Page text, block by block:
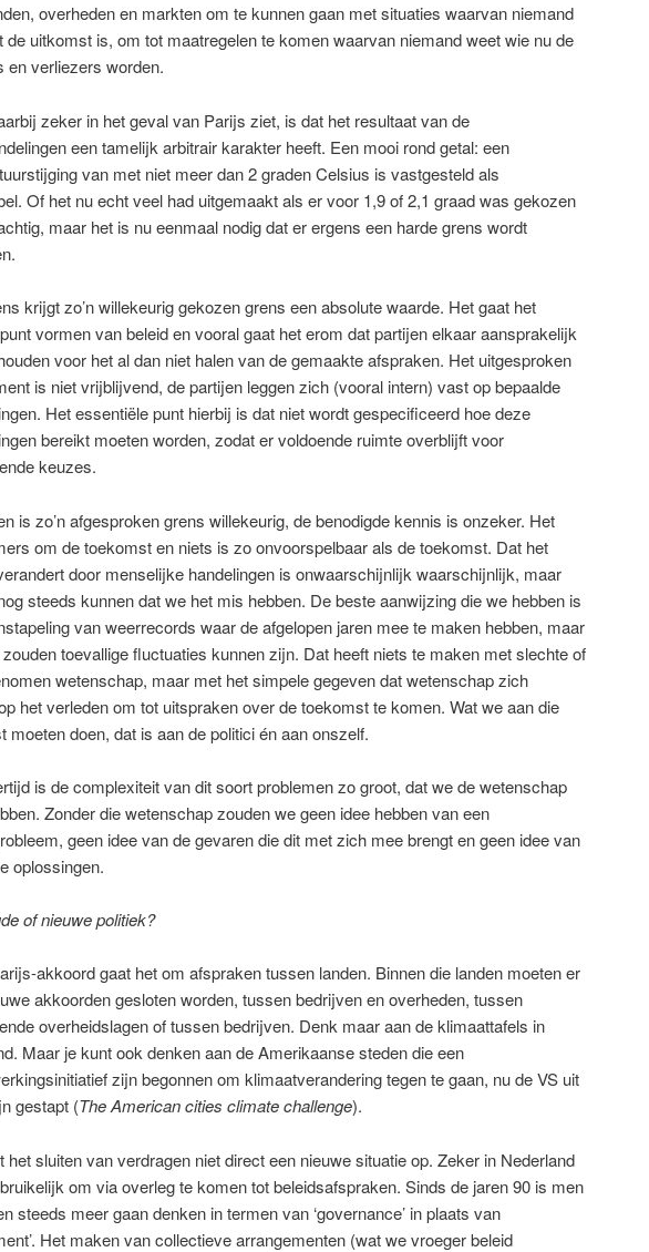
overheden en markten om te kunnen gaan met situaties waarvan niemand
de uitkomst is, om tot maatregelen te komen waarvan niemand weet wie nu de
en verliezers worden.
zeker in het geval van Parijs ziet, is dat het resultaat van de
een tamelijk arbitrair karakter heeft. Een mooi rond getal: een
van met niet meer dan 2 graden Celsius is vastgesteld als
Of het nu echt veel had uitgemaakt als er voor 1,9 of 2,1 graad was gekozen
maar het is nu eenmaal nodig dat er ergens een harde grens wordt
krijgt zo’n willekeurig gekozen grens een absolute waarde. Het gaat het
vormen van beleid en vooral gaat het erom dat partijen elkaar aansprakelijk
voor het al dan niet halen van de gemaakte afspraken. Het uitgesproken
is niet vrijblijvend, de partijen leggen zich (vooral intern) vast op bepaalde
Het essentiële punt hierbij is dat niet wordt gespecificeerd hoe deze
bereikt moeten worden, zodat er voldoende ruimte overblijft voor
keuzes.
is zo’n afgesproken grens willekeurig, de benodigde kennis is onzeker. Het
om de toekomst en niets is zo onvoorspelbaar als de toekomst. Dat het
door menselijke handelingen is onwaarschijnlijk waarschijnlijk, maar
steeds kunnen dat we het mis hebben. De beste aanwijzing die we hebben is
van weerrecords waar de afgelopen jaren mee te maken hebben, maar
toevallige fluctuaties kunnen zijn. Dat heeft niets te maken met slechte of
wetenschap, maar met het simpele gegeven dat wetenschap zich
het verleden om tot uitspraken over de toekomst te komen. Wat we aan die
moeten doen, dat is aan de politici én aan onszelf.
is de complexiteit van dit soort problemen zo groot, dat we de wetenschap
Zonder die wetenschap zouden we geen idee hebben van een
geen idee van de gevaren die dit met zich mee brengt en geen idee van
oplossingen.
of nieuwe politiek?
akkoord gaat het om afspraken tussen landen. Binnen die landen moeten er
akkoorden gesloten worden, tussen bedrijven en overheden, tussen
overheidslagen of tussen bedrijven. Denk maar aan de klimaattafels in
Maar je kunt ook denken aan de Amerikaanse steden die een
zijn begonnen om klimaatverandering tegen te gaan, nu de VS uit
gestapt (The American cities climate challenge).
het sluiten van verdragen niet direct een nieuwe situatie op. Zeker in Nederland
om via overleg te komen tot beleidsafspraken. Sinds de jaren 90 is men
steeds meer gaan denken in termen van ‘governance’ in plaats van
Het maken van collectieve arrangementen (wat we vroeger beleid